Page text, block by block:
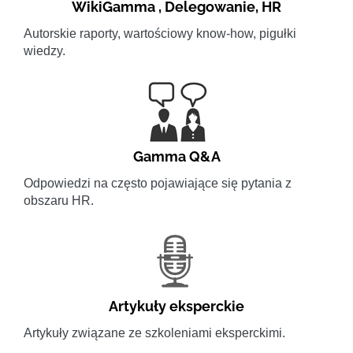
WikiGamma , Delegowanie, HR
Autorskie raporty, wartościowy know-how, pigułki
wiedzy.
Gamma Q&A
Odpowiedzi na często pojawiające się pytania z
obszaru HR.
Artykuły eksperckie
Artykuły związane ze szkoleniami eksperckimi.